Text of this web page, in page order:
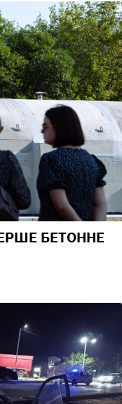
БЕТОННЕ